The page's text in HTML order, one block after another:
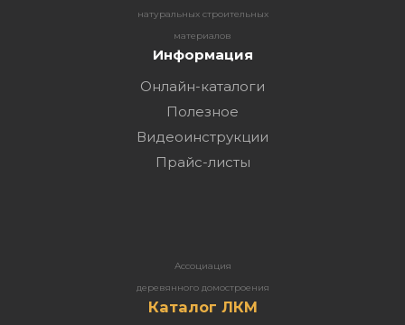
натуральных строительных
материалов
Информация
Онлайн-каталоги
Полезное
Видеоинструкции
Прайс-листы
Ассоциация
деревянного домостроения
Каталог ЛКМ